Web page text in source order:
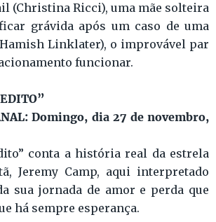
(Christina Ricci), uma mãe solteira
grávida após um caso de uma
Linklater), o improvável par
funcionar.
Domingo, dia 27 de novembro,
conta a história real da estrela
Jeremy Camp, aqui interpretado
sua jornada de amor e perda que
há sempre esperança.